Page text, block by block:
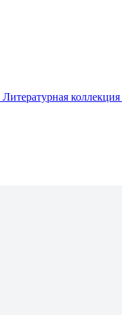
Литературная коллекция